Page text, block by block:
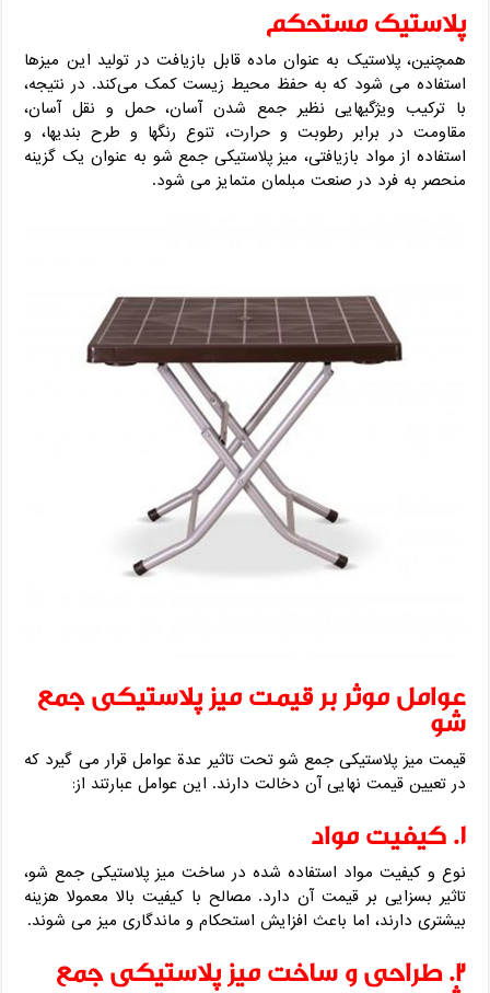
پلاستیک مستحکم
همچنین، پلاستیک به عنوان ماده قابل بازیافت در تولید این میزها
استفاده می‌ شود که به حفظ محیط زیست کمک می‌کند. در نتیجه،
با ترکیب ویژگیهایی نظیر جمع‌ شدن آسان، حمل و نقل آسان،
مقاومت در برابر رطوبت و حرارت، تنوع رنگها و طرح‌ بندیها، و
استفاده از مواد بازیافتی، میز پلاستیکی جمع شو به عنوان یک گزینه
منحصر به فرد در صنعت مبلمان متمایز می‌ شود.
عوامل موثر بر قیمت میز پلاستیکی جمع
شو
قیمت میز پلاستیکی جمع شو تحت تاثیر عدة عوامل قرار می‌ گیرد که
در تعیین قیمت نهایی آن دخالت دارند. این عوامل عبارتند از:
1. کیفیت مواد
نوع و کیفیت مواد استفاده شده در ساخت میز پلاستیکی جمع شو،
تاثیر بسزایی بر قیمت آن دارد. مصالح با کیفیت بالا معمولا هزینه
بیشتری دارند، اما باعث افزایش استحکام و ماندگاری میز می‌ شوند.
2. طراحی و ساخت میز پلاستیکی جمع